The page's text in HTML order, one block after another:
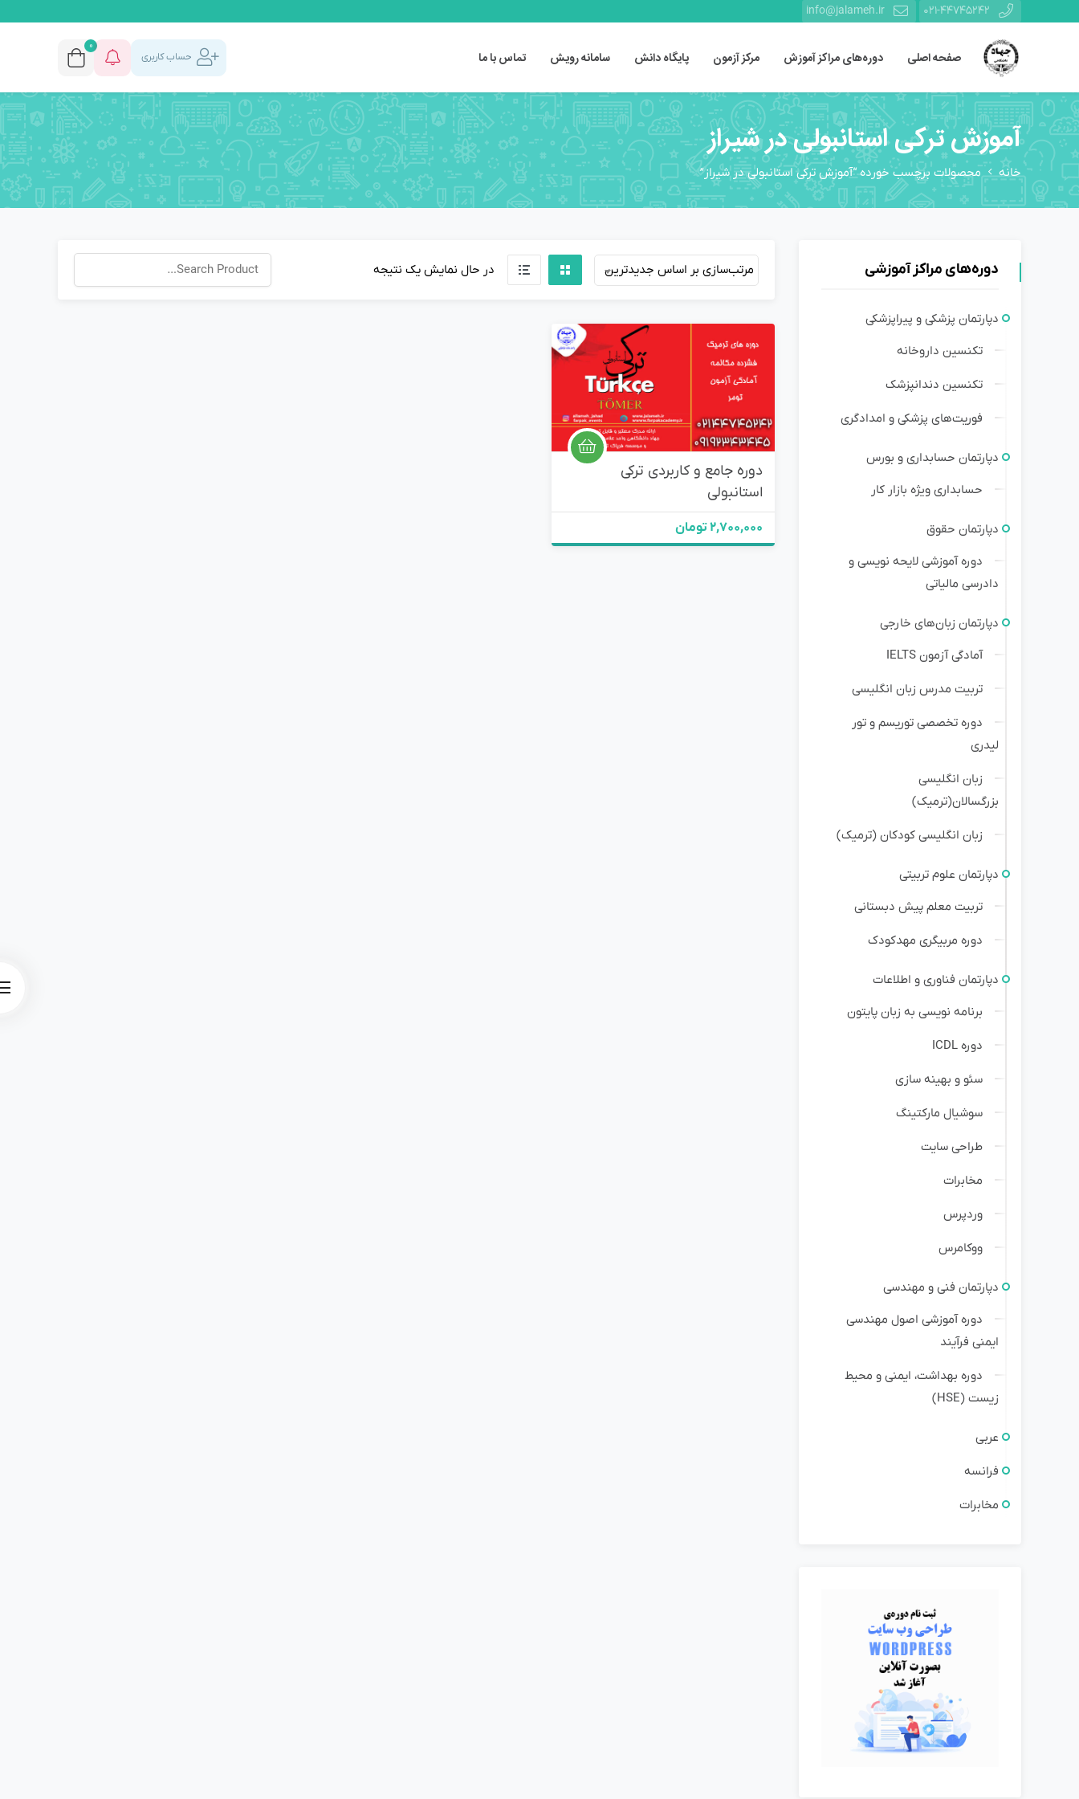
021-44745242
info@jalameh.ir
صفحه اصلی دوره‌های مراکز آموزش مرکز آزمون پایگاه دانش سامانه رویش تماس با ما حساب کاربری
0
آموزش ترکی استانبولی در شیراز
خانه محصولات برچسب خورده “آموزش ترکی استانبولی در شیراز”
مرتب‌سازی بر اساس جدیدترین در حال نمایش یک نتیجه
دوره جامع و کاربردی ترکی
استانبولی
2,700,000 تومان
دوره‌های مراکز آموزشی
دپارتمان پزشکی و پیراپزشکی
تکنسین داروخانه
تکنسین دندانپزشک
فوریت‌های پزشکی و امدادگری
دپارتمان حسابداری و بورس
حسابداری ویژه بازار کار
دپارتمان حقوق
دوره آموزشی لایحه نویسی و
دادرسی مالیاتی
دپارتمان زبان‌های خارجی
آمادگی آزمون IELTS
تربیت مدرس زبان انگلیسی
دوره تخصصی توریسم و تور
لیدری
زبان انگلیسی
بزرگسالان(ترمیک)
زبان انگلیسی کودکان (ترمیک)
دپارتمان علوم تربیتی
تربیت معلم پیش دبستانی
دوره مربیگری مهدکودک
دپارتمان فناوری و اطلاعات
برنامه نویسی به زبان پایتون
دوره ICDL
سئو و بهینه سازی
سوشیال مارکتینگ
طراحی سایت
مخابرات
وردپرس
ووکامرس
دپارتمان فنی و مهندسی
دوره آموزشی اصول مهندسی
ایمنی فرآیند
دوره بهداشت، ایمنی و محیط
زیست (HSE)
عربی
فرانسه
مخابرات